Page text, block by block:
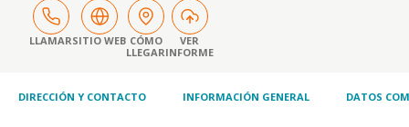
LLAMARSITIO WEB CÓMO
LLEGAR
VER
INFORME
DIRECCIÓN Y CONTACTO INFORMACIÓN GENERAL DATOS